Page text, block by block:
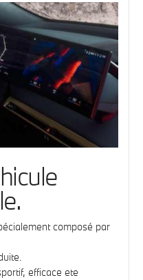
composé par
efficace ete